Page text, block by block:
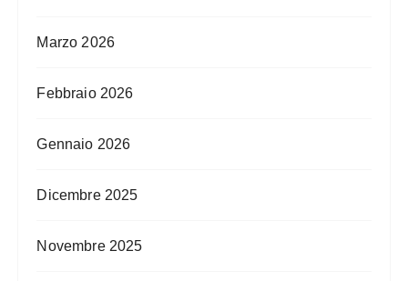
Marzo 2026
Febbraio 2026
Gennaio 2026
Dicembre 2025
Novembre 2025